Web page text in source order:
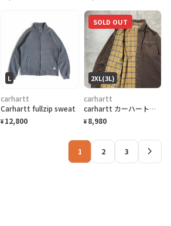
L
carhartt
Carhartt fullzip sweat
¥ 12,800
2XL(3L)
SOLD OUT
carhartt
carhartt カーハート チェックライナー ダブルポケット ヘビーオンス ダメージ ダックシャツ
¥ 8,980
1 2 3 chevron_right